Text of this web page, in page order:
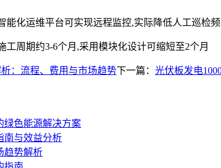
能化运维平台可实现远程监控,实际降低人工巡检
工周期约3-6个月,采用模块化设计可缩短至2个月
：流程、费用与市场趋势下一篇： 光伏板发电
绿色能源解决方案
南与效益分析
趋势解析